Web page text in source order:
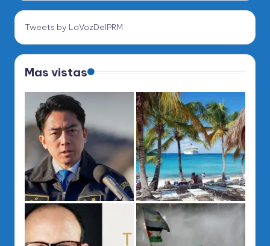
Tweets by LaVozDelPRM
Mas vistas